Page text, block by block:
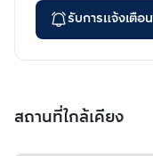
รับการแจ้งเตือน
สถานที่ใกล้เคียง